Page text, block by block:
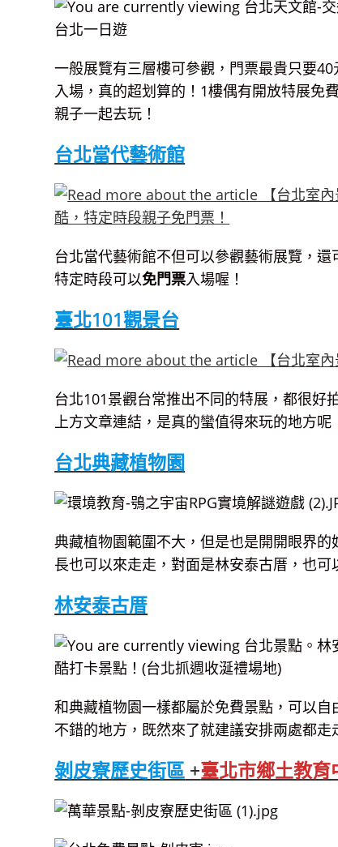
一般展覽有三層樓可參觀，門票最貴只要
入場，真的超划算的！1樓偶有開放特展免
親子一起去玩！
台北當代藝術館
台北當代藝術館不但可以參觀藝術展覽，還
特定時段可以免門票入場喔！
臺北101觀景台
台北101景觀台常推出不同的特展，都很好
上方文章連結，是真的蠻值得來玩的地方呢
台北典藏植物園
典藏植物園範圍不大，但是也是開開眼界
長也可以來走走，對面是林安泰古厝，也
林安泰古厝
和典藏植物園一樣都屬於免費景點，可以
不錯的地方，既然來了就建議安排兩處都走
剝皮寮歷史街區 +臺北市鄉土教育